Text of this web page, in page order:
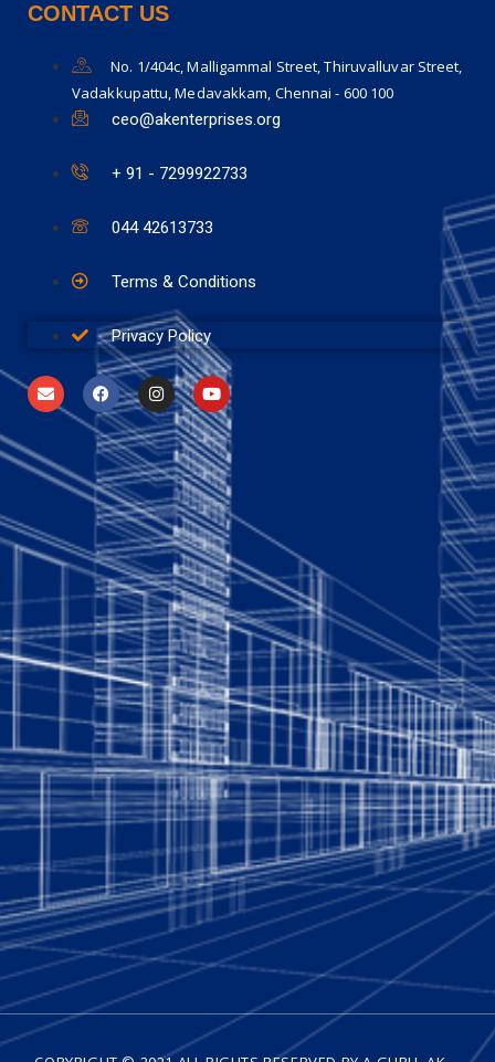
CONTACT US
No. 1/404c, Malligammal Street, Thiruvalluvar Street,
Vadakkupattu, Medavakkam, Chennai - 600 100
ceo@akenterprises.org
+ 91 - 7299922733
044 42613733
Terms & Conditions
Privacy Policy